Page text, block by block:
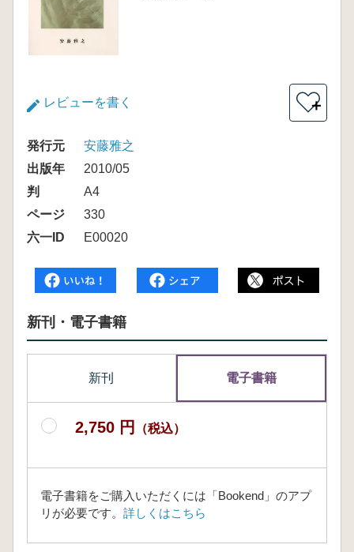
レビューを書く ＋
発行元
安藤雅之
出版年
2010/05
判
A4
ページ
330
六一ID
E00020
新刊・電子書籍
新刊 電子書籍
2,750 円 （税込）
電子書籍をご購入いただくには「Bookend」のアプ
リが必要です。 詳しくはこちら